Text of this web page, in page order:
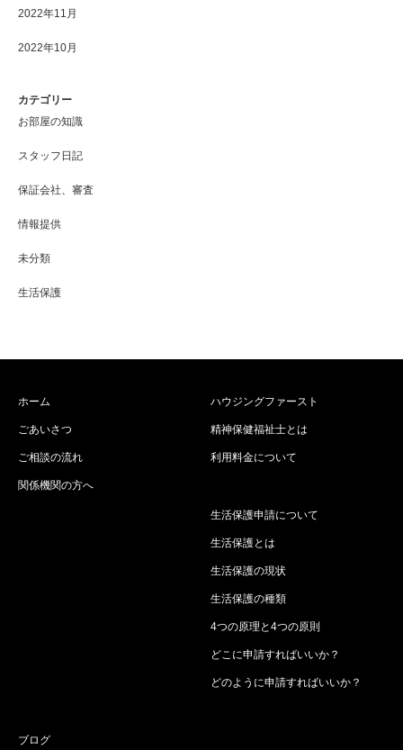
2022年11月
2022年10月
カテゴリー
お部屋の知識
スタッフ日記
保証会社、審査
情報提供
未分類
生活保護
ホーム
ごあいさつ
ご相談の流れ
関係機関の方へ
ハウジングファースト
精神保健福祉士とは
利用料金について
生活保護申請について
生活保護とは
生活保護の現状
生活保護の種類
4つの原理と4つの原則
どこに申請すればいいか？
どのように申請すればいいか？
ブログ